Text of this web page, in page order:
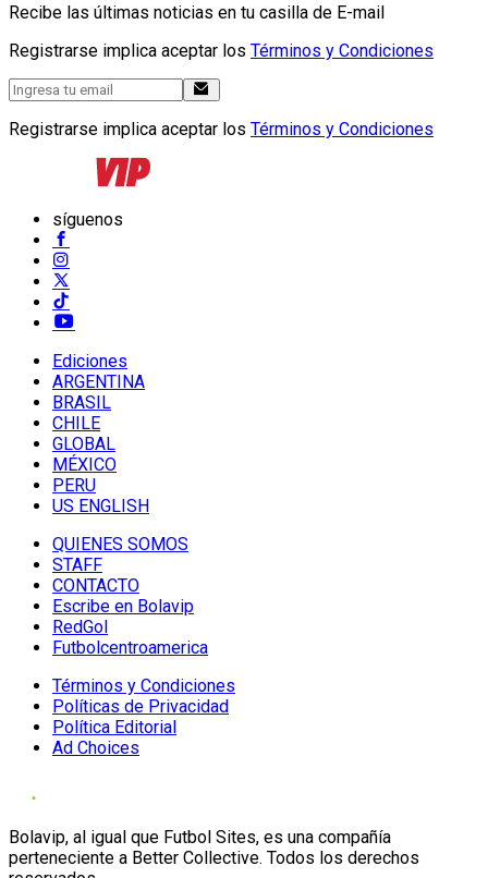
Recibe las últimas noticias en tu casilla de E-mail
Registrarse implica aceptar los Términos y Condiciones
Registrarse implica aceptar los Términos y Condiciones
síguenos
Ediciones
ARGENTINA
BRASIL
CHILE
GLOBAL
MÉXICO
PERU
US ENGLISH
QUIENES SOMOS
STAFF
CONTACTO
Escribe en Bolavip
RedGol
Futbolcentroamerica
Términos y Condiciones
Políticas de Privacidad
Política Editorial
Ad Choices
Bolavip, al igual que Futbol Sites, es una compañía
perteneciente a Better Collective. Todos los derechos